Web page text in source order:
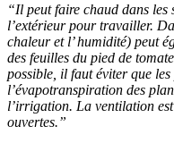
“Il peut faire chaud dans les
l’extérieur pour travailler.
chaleur et l’ humidité) peut
des feuilles du pied de
possible, il faut éviter que
l’évapotranspiration des
l’irrigation. La ventilation
ouvertes.”